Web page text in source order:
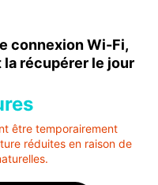
connexion Wi-Fi,
récupérer le jour
être temporairement
réduites en raison de